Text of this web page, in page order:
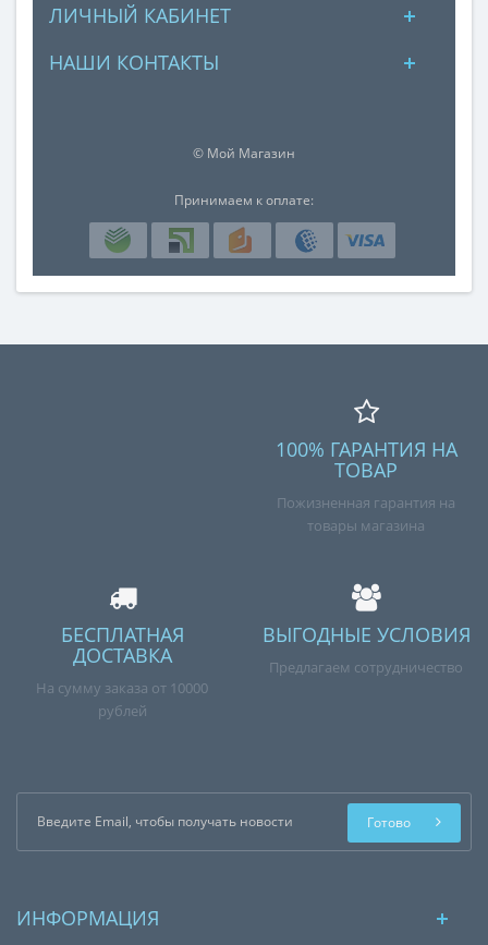
ЛИЧНЫЙ КАБИНЕТ
НАШИ КОНТАКТЫ
© Мой Магазин
Принимаем к оплате:
100% ГАРАНТИЯ НА
ТОВАР
Пожизненная гарантия на
товары магазина
БЕСПЛАТНАЯ
ДОСТАВКА
На сумму заказа от 10000
рублей
ВЫГОДНЫЕ УСЛОВИЯ
Предлагаем сотрудничество
Готово
ИНФОРМАЦИЯ